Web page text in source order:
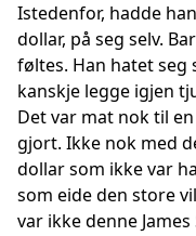
Istedenfor, hadde
dollar, på seg selv.
føltes. Han hatet seg
kanskje legge igjen
Det var mat nok til
gjort. Ikke nok med
dollar som ikke var
som eide den store
var ikke denne